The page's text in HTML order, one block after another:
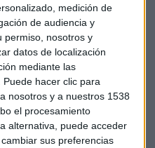
medición de
de audiencia y
permiso, nosotros y
datos de localización
mediante las
hacer clic para
nosotros y a nuestros 1538
el procesamiento
alternativa, puede acceder
sus preferencias
tiene 15 días para
caso se dará por
en efectivo. Un
para los clientes y que, de
supondrá el cargo de
ni de retrasos en la